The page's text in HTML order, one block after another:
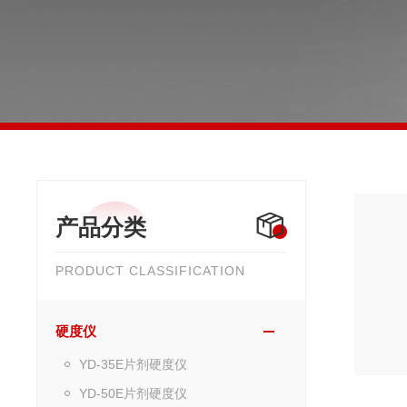
产品分类
PRODUCT CLASSIFICATION
硬度仪
YD-35E片剂硬度仪
YD-50E片剂硬度仪